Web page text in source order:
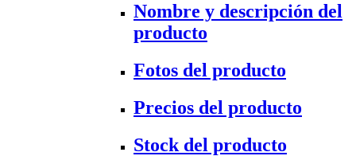
Nombre y descripción del
producto
Fotos del producto
Precios del producto
Stock del producto